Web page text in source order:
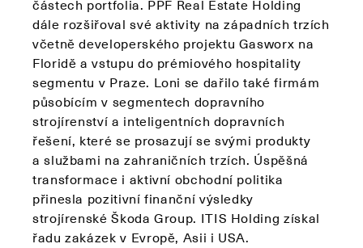
částech portfolia. PPF Real Estate Holding
dále rozšiřoval své aktivity na západních trzích
včetně developerského projektu Gasworx na
Floridě a vstupu do prémiového hospitality
segmentu v Praze. Loni se dařilo také firmám
působícím v segmentech dopravního
strojírenství a inteligentních dopravních
řešení, které se prosazují se svými produkty
a službami na zahraničních trzích. Úspěšná
transformace i aktivní obchodní politika
přinesla pozitivní finanční výsledky
strojírenské Škoda Group. ITIS Holding získal
řadu zakázek v Evropě, Asii i USA.